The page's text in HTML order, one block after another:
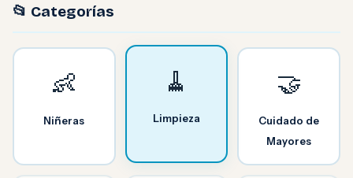
📂 Categorías
👶
Niñeras
🧹
Limpieza
🤝
Cuidado de
Mayores